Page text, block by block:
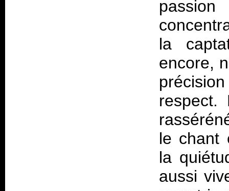
la
encore,
le chant
la
aussi